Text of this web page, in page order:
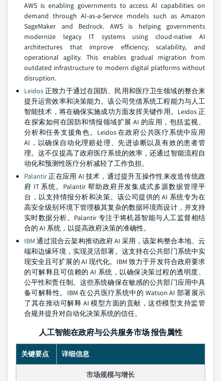
AWS is enabling governments to access AI capabilities on
demand through AI-as-a-Service models such as Amazon
SageMaker and Bedrock. AWS is helping governments
modernize legacy IT systems using cloud-native AI
architectures that improve efficiency, scalability, and
operational agility. This enables gradual migration from
outdated infrastructure to modern digital platforms without
disruption.
Leidos正致力于通过在国防、民用和医疗卫生领域的整合来
提升运营效率和决策能力。该公司凭借系统工程能力与人工
智能技术，将在确保实施成功方面发挥关键作用。Leidos 正
在探索如何在国防和情报领域扩展 AI 的应用，包括监视、
分析和任务支援角色。Leidos 在政府公共医疗系统中应用
AI，以确保自动化理赔处理、先进诊断以及有效的患者管
理。这不仅提高了政府医疗系统的效率，还通过智能流程自
动化和预测性医疗分析减轻了工作负担。
Palantir正在应用 AI 技术，通过提升互操作性来改造传统政
府 IT 系统。Palantir 帮助政府开发集成式多源数据管理平
台，以支持情报分析和决策。该公司提供的 AI 系统专为在
高安全级别环境下管理极其复杂的数据环境而设计，并支持
实时数据分析。Palantir 专注于将机器智能与人工监督相结
合的 AI 系统，以提高政府决策的准确性。
IBM 通过混合云架构推动政府 AI 采用，该架构整合本地、云
端和边缘环境，实现灵活部署。这支持在公共部门系统中实
现安全且可扩展的 AI 现代化。IBM 致力于开发符合政府要求
的可解释且可信赖的 AI 系统，以确保决策过程的透明度、
公平性和责任制。这些系统确保在敏感的公共部门应用中具
备可解释性。IBM 在公共医疗系统中的 Watson AI 部署展示
了其在推动可解释 AI 模型方面的贡献，这些模型支持监管
合规并提升对自动化决策系统的信任。
人工智能在政府与公共服务市场 报告属性
关键要点 详细信息
市场规模与增长